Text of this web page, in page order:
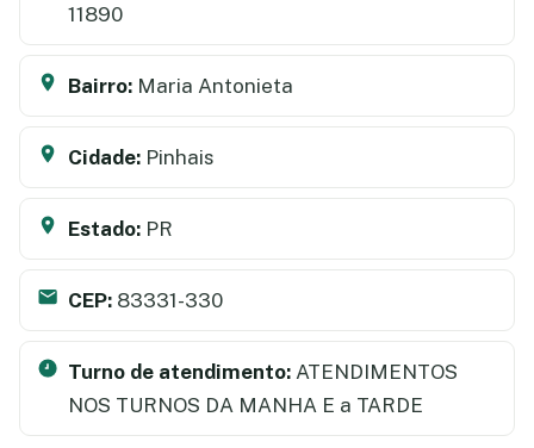
11890
Bairro: Maria Antonieta
Cidade: Pinhais
Estado: PR
CEP: 83331-330
Turno de atendimento: ATENDIMENTOS
NOS TURNOS DA MANHA E a TARDE